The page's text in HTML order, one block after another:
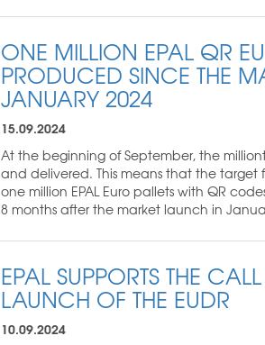
ONE MILLION EPAL QR
PRODUCED SINCE THE
JANUARY 2024
15.09.2024
At the beginning of September, the
and delivered. This means that the
one million EPAL Euro pallets with QR
8 months after the market launch in
EPAL SUPPORTS THE
LAUNCH OF THE EUDR
10.09.2024